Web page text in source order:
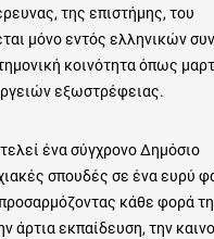
της επιστήμης, του
μόνο εντός ελληνικών
κοινότητα όπως
εξωστρέφειας.
ένα σύγχρονο Δημόσιο
σπουδές σε ένα ευρύ
κάθε φορά
άρτια εκπαίδευση, την